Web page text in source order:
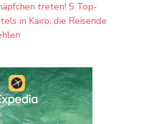
treten! 5 Top-
in Kairo, die Reisende